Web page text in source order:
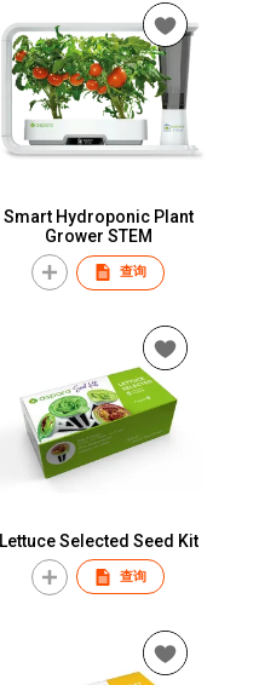
Smart Hydroponic Plant
Grower STEM
查询
Lettuce Selected Seed Kit
查询